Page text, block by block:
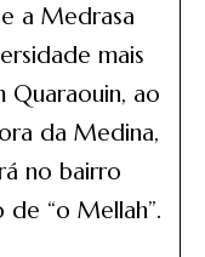
a Medrasa
mais
Quaraouin, ao
da Medina,
no bairro
de “o Mellah”.